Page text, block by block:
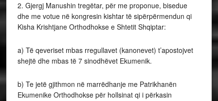
2. Gjergj Manushin tregëtar, për me proponue, bisedue
dhe me votue në kongresin kishtar të sipërpërmendun qi
Kisha Krishtjane Orthodhokse e Shtetit Shqiptar:
a) Të qeveriset mbas rregullavet (kanonevet) t’apostojvet
shejtë dhe mbas të 7 sinodhëvet Ekumenik.
b) Te jetë gjithmon në marrëdhanje me Patrikhanën
Ekumenike Orthodhokse për hollsinat qi i përkasin